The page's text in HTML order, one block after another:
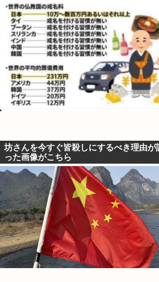
坊さんを今すぐ皆殺しにするべき理由が
った画像がこちら